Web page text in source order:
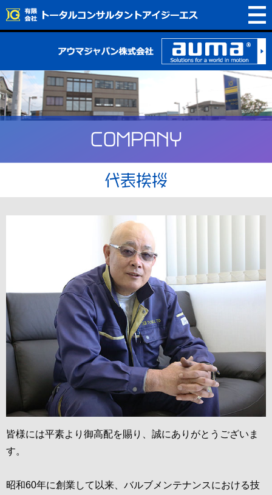
COMPANY
代表挨拶
皆様には平素より御高配を賜り、誠にありがとうございま
す。
昭和60年に創業して以来、バルブメンテナンスにおける技